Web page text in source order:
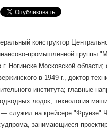
конструктор
промышленной группы
г. Ногинске Московской
в 1949 г., доктор
института; главные
лодок, технология
служил на крейсере "Фрунзе"
занимающиеся